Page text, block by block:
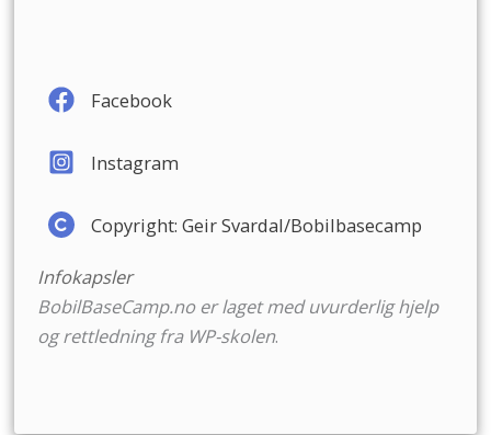
Facebook
Instagram
Copyright: Geir Svardal/Bobilbasecamp
Infokapsler
BobilBaseCamp.no er laget med uvurderlig hjelp
og rettledning fra WP-skolen.